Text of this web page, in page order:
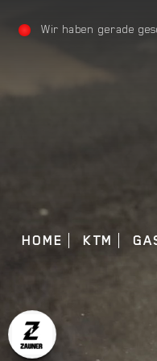
Wir haben gerade
HOME KTM